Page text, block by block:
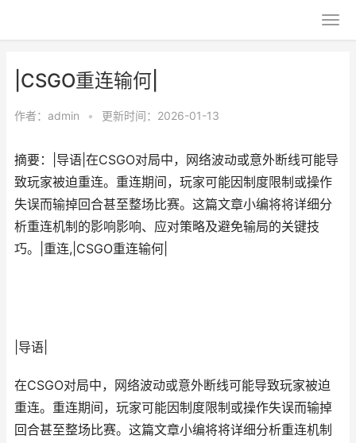
|CSGO重连输何|
作者： admin • 更新时间：2026-01-13
摘要：|导语|在CSGO对局中，网络波动或意外断线可能导
致玩家被迫重连。重连期间，玩家可能因制度限制或操作
失误而输掉回合甚至整场比赛。这篇文章小编将将详细分
析重连机制的影响影响、应对策略及避免输局的关键技
巧。|重连,|CSGO重连输何|
|导语|
在CSGO对局中，网络波动或意外断线可能导致玩家被迫
重连。重连期间，玩家可能因制度限制或操作失误而输掉
回合甚至整场比赛。这篇文章小编将将详细分析重连机制